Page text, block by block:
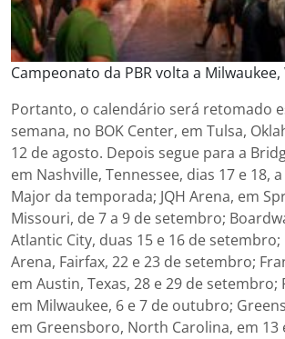
Campeonato da PBR volta a
Portanto, o calendário será retomado
semana, no BOK Center, em Tulsa,
12 de agosto. Depois segue para a
em Nashville, Tennessee, dias 17 e 18,
Major da temporada; JQH Arena, em
Missouri, de 7 a 9 de setembro;
Atlantic City, duas 15 e 16 de setembro;
Arena, Fairfax, 22 e 23 de setembro;
em Austin, Texas, 28 e 29 de setembro;
em Milwaukee, 6 e 7 de outubro;
em Greensboro, North Carolina, em 13